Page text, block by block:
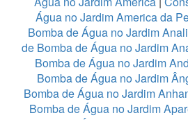
Água no Jardim America da
Bomba de Água no Jardim
de Bomba de Água no Jardim
Bomba de Água no Jardim
Bomba de Água no Jardim
Bomba de Água no Jardim
Bomba de Água no Jardim